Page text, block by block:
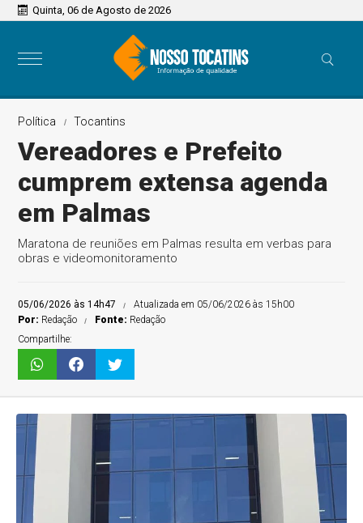
Quinta, 06 de Agosto de 2026
Política Tocantins
Vereadores e Prefeito
cumprem extensa agenda
em Palmas
Maratona de reuniões em Palmas resulta em verbas para
obras e videomonitoramento
05/06/2026 às 14h47
Atualizada em 05/06/2026 às 15h00
Por: Redação Fonte: Redação
Compartilhe: